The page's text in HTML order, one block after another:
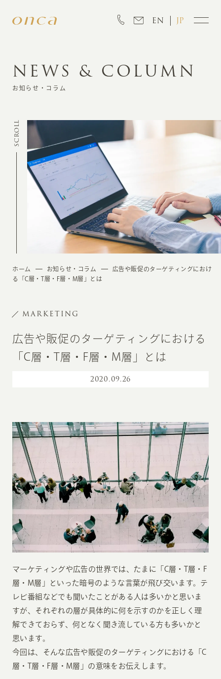
EN JP
INFORMATION
CREATION
MARKETING
NEWS & COLUMN
お知らせ・コラム
SCROLL
ホーム お知らせ・コラム
広告や販促のターゲティングにおけ
る「C層・T層・F層・M層」とは
MARKETING
広告や販促のターゲティングにおける
「C層・T層・F層・M層」とは
2020.09.26
マーケティングや広告の世界では、たまに「C層・T層・F
層・M層」といった暗号のような言葉が飛び交います。テ
レビ番組などでも聞いたことがある人は多いかと思いま
すが、それぞれの層が具体的に何を示すのかを正しく理
解できておらず、何となく聞き流している方も多いかと
思います。
今回は、そんな広告や販促のターゲティングにおける「C
層・T層・F層・M層」の意味をお伝えします。